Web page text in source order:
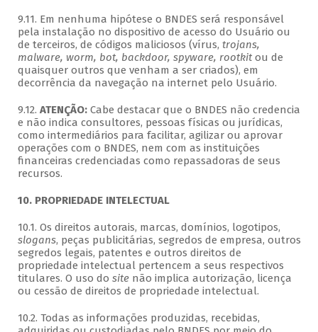
9.11. Em nenhuma hipótese o BNDES será responsável
pela instalação no dispositivo de acesso do Usuário ou
de terceiros, de códigos maliciosos (vírus, trojans,
malware, worm, bot, backdoor, spyware, rootkit ou de
quaisquer outros que venham a ser criados), em
decorrência da navegação na internet pelo Usuário.
9.12. ATENÇÃO: Cabe destacar que o BNDES não credencia
e não indica consultores, pessoas físicas ou jurídicas,
como intermediários para facilitar, agilizar ou aprovar
operações com o BNDES, nem com as instituições
financeiras credenciadas como repassadoras de seus
recursos.
10. PROPRIEDADE INTELECTUAL
10.1. Os direitos autorais, marcas, domínios, logotipos,
slogans, peças publicitárias, segredos de empresa, outros
segredos legais, patentes e outros direitos de
propriedade intelectual pertencem a seus respectivos
titulares. O uso do sitenão implica autorização, licença
ou cessão de direitos de propriedade intelectual.
10.2. Todas as informações produzidas, recebidas,